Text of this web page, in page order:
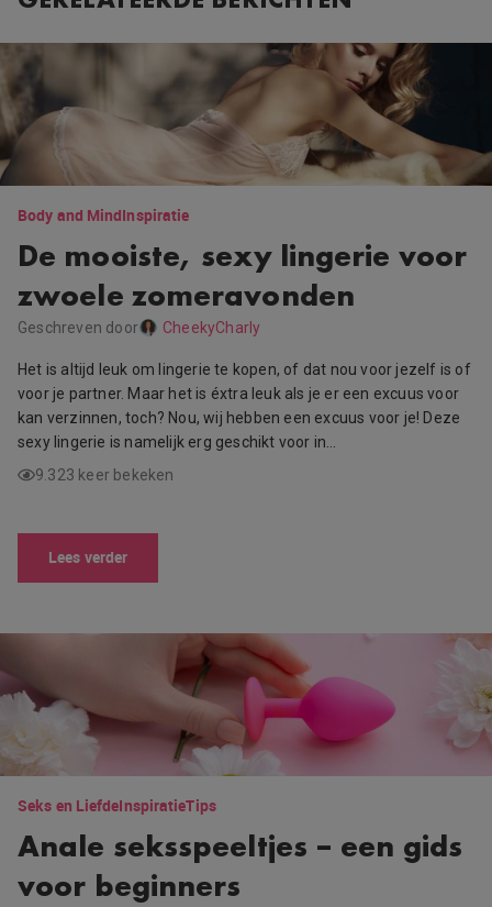
Body and MindInspiratie
De mooiste, sexy lingerie voor
zwoele zomeravonden
Geschreven door CheekyCharly
Het is altijd leuk om lingerie te kopen, of dat nou voor jezelf is of
voor je partner. Maar het is éxtra leuk als je er een excuus voor
kan verzinnen, toch? Nou, wij hebben een excuus voor je! Deze
sexy lingerie is namelijk erg geschikt voor in…
9.323 keer bekeken
Lees verder
Seks en LiefdeInspiratieTips
Anale seksspeeltjes – een gids
voor beginners